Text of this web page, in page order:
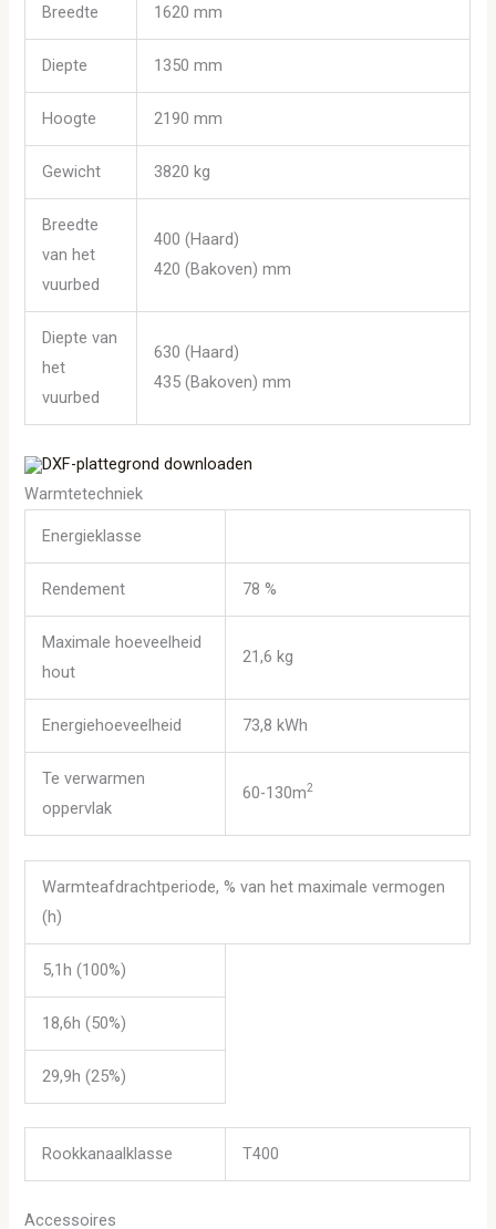
Breedte 1620 mm
Diepte 1350 mm
Hoogte 2190 mm
Gewicht 3820 kg
Breedte
van het
vuurbed
400 (Haard)
420 (Bakoven) mm
Diepte van
het
vuurbed
630 (Haard)
435 (Bakoven) mm
DXF-plattegrond downloaden
Warmtetechniek
Energieklasse
Rendement 78 %
Maximale hoeveelheid
hout
21,6 kg
Energiehoeveelheid 73,8 kWh
Te verwarmen
oppervlak
60-130m2
Warmteafdrachtperiode, % van het maximale vermogen
(h)
5,1h (100%)
18,6h (50%)
29,9h (25%)
Rookkanaalklasse T400
Accessoires